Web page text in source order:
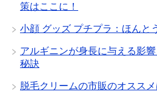
策はここに！
小顔 グッズ プチプラ：ほんと
アルギニンが身長に与える影
秘訣
脱毛クリームの市販のオスス